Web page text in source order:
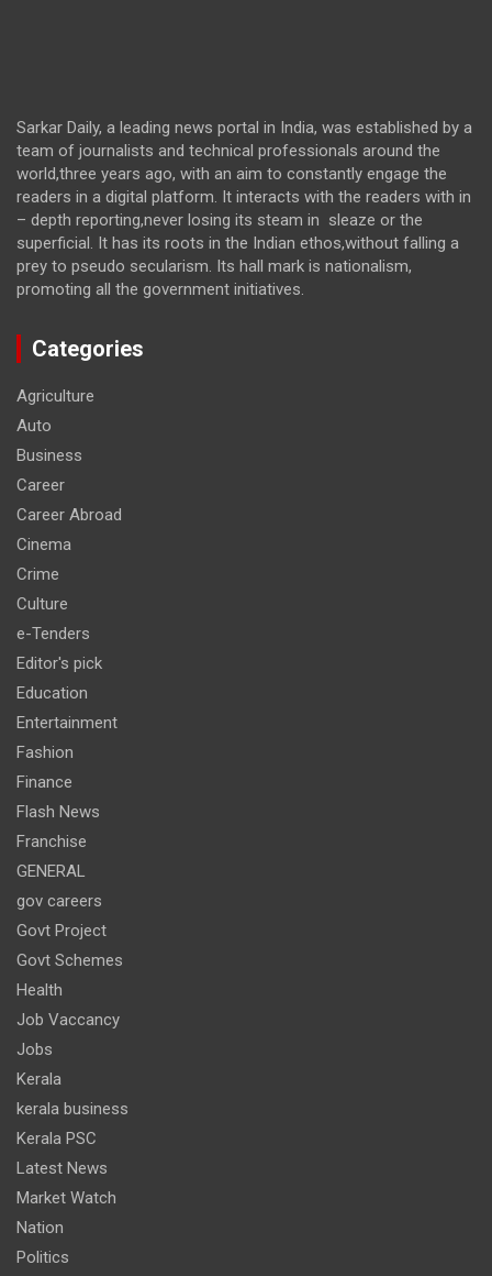
Sarkar Daily, a leading news portal in India, was established by a
team of journalists and technical professionals around the
world,three years ago, with an aim to constantly engage the
readers in a digital platform. It interacts with the readers with in
– depth reporting,never losing its steam in sleaze or the
superficial. It has its roots in the Indian ethos,without falling a
prey to pseudo secularism. Its hall mark is nationalism,
promoting all the government initiatives.
Categories
Agriculture
Auto
Business
Career
Career Abroad
Cinema
Crime
Culture
e-Tenders
Editor's pick
Education
Entertainment
Fashion
Finance
Flash News
Franchise
GENERAL
gov careers
Govt Project
Govt Schemes
Health
Job Vaccancy
Jobs
Kerala
kerala business
Kerala PSC
Latest News
Market Watch
Nation
Politics